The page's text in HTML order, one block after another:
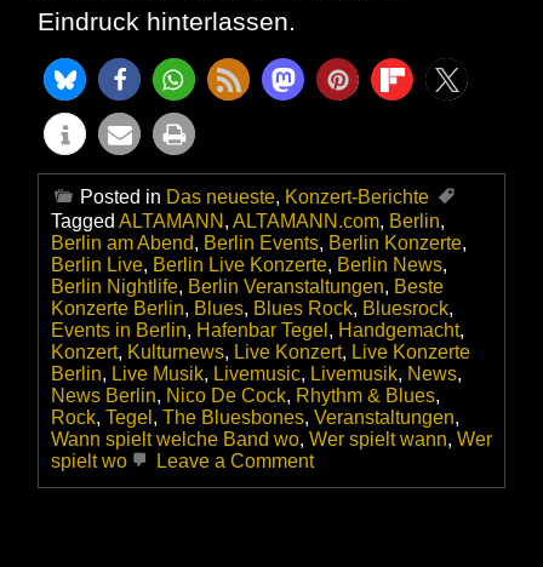
Eindruck hinterlassen.
Posted in Das neueste, Konzert-Berichte
Tagged ALTAMANN , ALTAMANN.com, Berlin,
Berlin am Abend, Berlin Events, Berlin Konzerte,
Berlin Live, Berlin Live Konzerte, Berlin News,
Berlin Nightlife, Berlin Veranstaltungen, Beste
Konzerte Berlin, Blues, Blues Rock, Bluesrock,
Events in Berlin, Hafenbar Tegel , Handgemacht,
Konzert, Kulturnews, Live Konzert, Live Konzerte
Berlin, Live Musik, Livemusic, Livemusik, News,
News Berlin, Nico De Cock, Rhythm & Blues,
Rock, Tegel , The Bluesbones, Veranstaltungen,
Wann spielt welche Band wo, Wer spielt wann, Wer
spielt wo
Leave a Commenton